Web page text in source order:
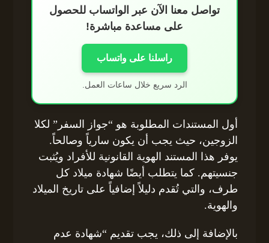
تواصل معنا الآن عبر الواتساب للحصول
على مساعدة مباشرة!
راسلنا على واتساب
الرد سريع خلال ساعات العمل.
أول المستندات المطلوبة هو “جواز السفر” لكلا
الزوجين، حيث يجب أن يكون سارياً وصالحاً.
يوفر هذا المستند الهوية القانونية للأفراد ويُثبت
جنسيتهم. كما يتطلب أيضًا شهادة ميلاد كل
طرف، والتي تُقدم دليلاً إضافياً على تاريخ الميلاد
والهوية.
بالإضافة إلى ذلك، يجب تقديم “شهادة عدم